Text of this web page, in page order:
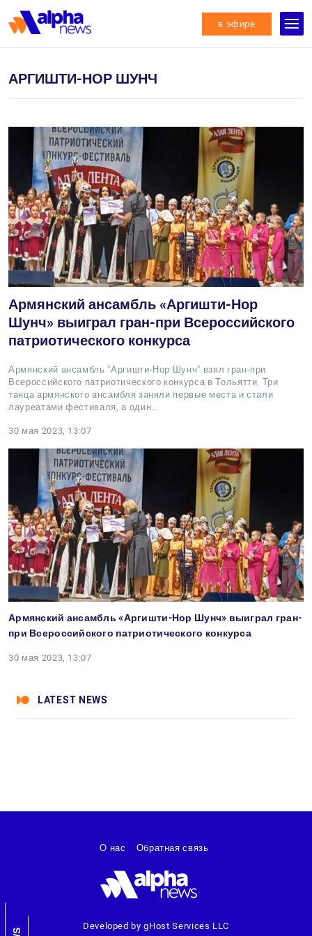
в эфире
АРГИШТИ-НОР ШУНЧ
Армянский ансамбль «Аргишти-Нор
Шунч» выиграл гран-при Всероссийского
патриотического конкурса
Армянский ансамбль "Аргишти-Нор Шунч" взял гран-при
Всероссийского патриотического конкурса в Тольятти. Три
танца армянского ансамбля заняли первые места и стали
лауреатами фестиваля, а один…
30 мая 2023, 13:07
Армянский ансамбль «Аргишти-Нор Шунч» выиграл гран-
при Всероссийского патриотического конкурса
30 мая 2023, 13:07
LATEST NEWS
Developed by gHost Services LLC
О нас Обратная связь